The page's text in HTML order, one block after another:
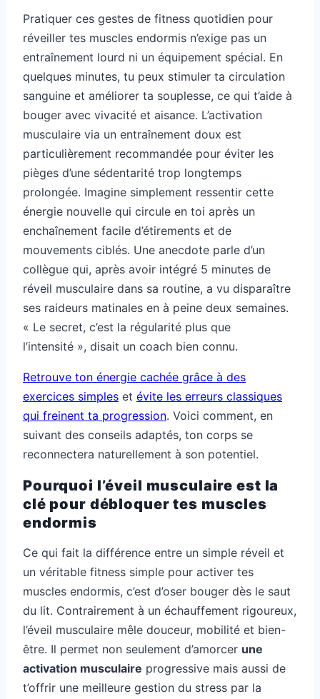
Pratiquer ces gestes de fitness quotidien pour
réveiller tes muscles endormis n’exige pas un
entraînement lourd ni un équipement spécial. En
quelques minutes, tu peux stimuler ta circulation
sanguine et améliorer ta souplesse, ce qui t’aide à
bouger avec vivacité et aisance. L’activation
musculaire via un entraînement doux est
particulièrement recommandée pour éviter les
pièges d’une sédentarité trop longtemps
prolongée. Imagine simplement ressentir cette
énergie nouvelle qui circule en toi après un
enchaînement facile d’étirements et de
mouvements ciblés. Une anecdote parle d’un
collègue qui, après avoir intégré 5 minutes de
réveil musculaire dans sa routine, a vu disparaître
ses raideurs matinales en à peine deux semaines.
« Le secret, c’est la régularité plus que
l’intensité », disait un coach bien connu.
Retrouve ton énergie cachée grâce à des
exercices simples et évite les erreurs classiques
qui freinent ta progression. Voici comment, en
suivant des conseils adaptés, ton corps se
reconnectera naturellement à son potentiel.
Pourquoi l’éveil musculaire est la
clé pour débloquer tes muscles
endormis
Ce qui fait la différence entre un simple réveil et
un véritable fitness simple pour activer tes
muscles endormis, c’est d’oser bouger dès le saut
du lit. Contrairement à un échauffement rigoureux,
l’éveil musculaire mêle douceur, mobilité et bien-
être. Il permet non seulement d’amorcer une
activation musculaire progressive mais aussi de
t’offrir une meilleure gestion du stress par la